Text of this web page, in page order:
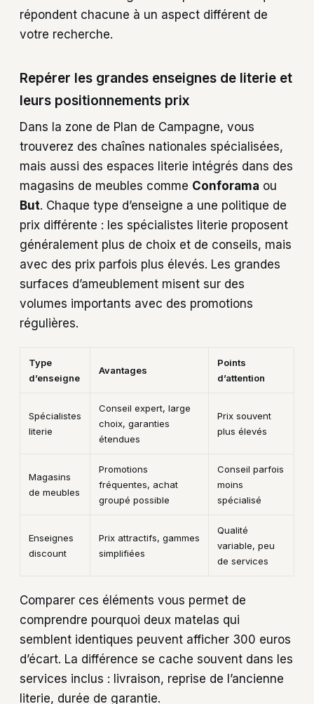
répondent chacune à un aspect différent de
votre recherche.
Repérer les grandes enseignes de literie et
leurs positionnements prix
Dans la zone de Plan de Campagne, vous
trouverez des chaînes nationales spécialisées,
mais aussi des espaces literie intégrés dans des
magasins de meubles comme Conforama ou
But. Chaque type d’enseigne a une politique de
prix différente : les spécialistes literie proposent
généralement plus de choix et de conseils, mais
avec des prix parfois plus élevés. Les grandes
surfaces d’ameublement misent sur des
volumes importants avec des promotions
régulières.
Type
d’enseigne
Avantages
Points
d’attention
Spécialistes
literie
Conseil expert, large
choix, garanties
étendues
Prix souvent
plus élevés
Magasins
de meubles
Promotions
fréquentes, achat
groupé possible
Conseil parfois
moins
spécialisé
Enseignes
discount
Prix attractifs, gammes
simplifiées
Qualité
variable, peu
de services
Comparer ces éléments vous permet de
comprendre pourquoi deux matelas qui
semblent identiques peuvent afficher 300 euros
d’écart. La différence se cache souvent dans les
services inclus : livraison, reprise de l’ancienne
literie, durée de garantie.